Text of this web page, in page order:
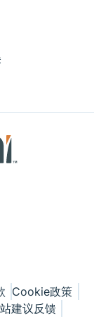
Cookie政策
建议反馈